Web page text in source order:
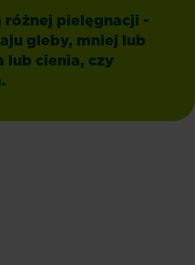
różnej pielęgnacji -
gleby, mniej lub
lub cienia, czy